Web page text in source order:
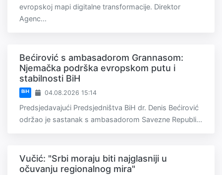
evropskoj mapi digitalne transformacije. Direktor
Agenc...
Bećirović s ambasadorom Grannasom:
Njemačka podrška evropskom putu i
stabilnosti BiH
BiH 04.08.2026 15:14
Predsjedavajući Predsjedništva BiH dr. Denis Bećirović
održao je sastanak s ambasadorom Savezne Republi...
Vučić: "Srbi moraju biti najglasniji u
očuvanju regionalnog mira"